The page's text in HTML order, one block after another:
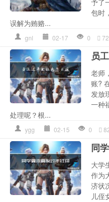
予了
包时
误解为贿赂...
gnl 02-17 0
员
老师
账?
发放
一种
处理呢？根...
ygg 02-15 0
同
大学
作为
济状
儿侄